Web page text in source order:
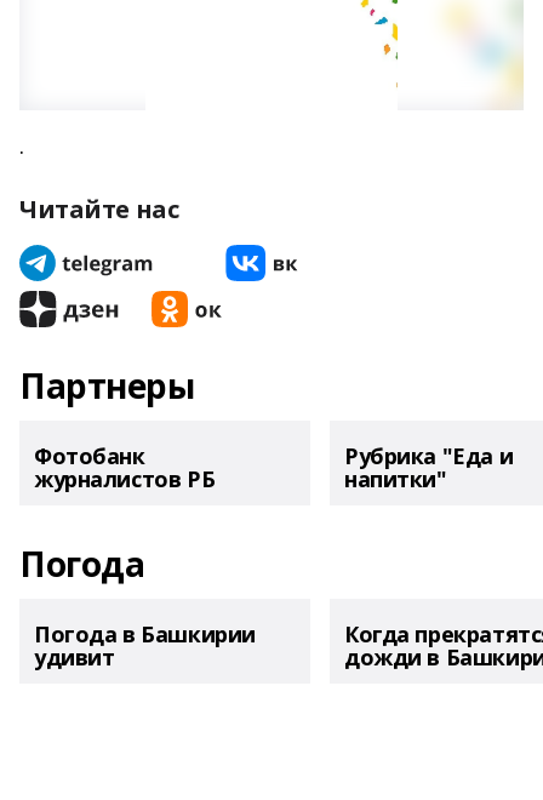
.
Читайте нас
Партнеры
Фотобанк
журналистов РБ
Рубрика "Еда и
напитки"
Погода
Погода в Башкирии
удивит
Когда
дожди в